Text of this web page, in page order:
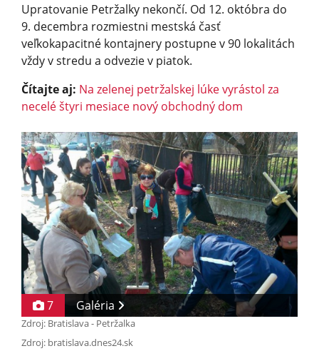
Upratovanie Petržalky nekončí. Od 12. októbra do
9. decembra rozmiestni mestská časť
veľkokapacitné kontajnery postupne v 90 lokalitách
vždy v stredu a odvezie v piatok.
Čítajte aj: Na zelenej petržalskej lúke vyrástol za
necelé štyri mesiace nový obchodný dom
7 Galéria
Zdroj: Bratislava - Petržalka
Zdroj: bratislava.dnes24.sk